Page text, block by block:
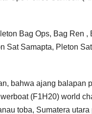
Bag Ops, Bag Ren ,
Sat Samapta, Pleton
bahwa ajang balapan
(F1H20) world
toba, Sumatera utara